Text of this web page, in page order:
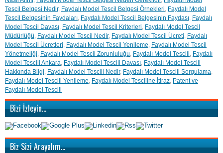
Tescil Belgesi Nedir, Faydalı Model Tescil Belgesi Örnekleri, Faydalı Model
Tescil Belgesinin Faydaları, Faydalı Model Tescil Belgesinin Faydası, Faydalı
Model Tescil Davası, Faydalı Model Tescil Kriterleri, Faydalı Model Tescil
Müdürlüğü, Faydalı Model Tescil Nedir, Faydalı Model Tescil Ücreti, Faydalı
Model Tescil Ücretleri, Faydalı Model Tescil Yenileme, Faydalı Model Tescil
Yönetmeliği, Faydalı Model Tescil Zorunluluğu, Faydalı Model Tescili, Faydalı
Model Tescili Ankara, Faydalı Model Tescili Davası, Faydalı Model Tescili
Hakkında Bilgi, Faydalı Model Tescili Nedir, Faydalı Model Tescili Sorgulama,
Faydalı Model Tescili Yenileme, Faydalı Model Tesciline İtiraz, Patent ve
Faydalı Model Tescili
Bizi İzleyin…
Biz Sizi Arayalım…